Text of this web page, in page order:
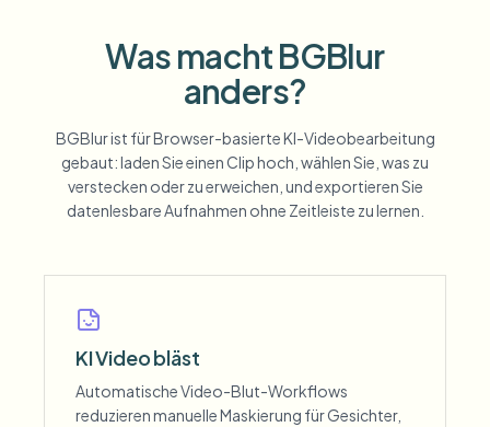
Was macht BGBlur
anders?
BGBlur ist für Browser-basierte KI-Videobearbeitung
gebaut: laden Sie einen Clip hoch, wählen Sie, was zu
verstecken oder zu erweichen, und exportieren Sie
datenlesbare Aufnahmen ohne Zeitleiste zu lernen.
KI Video bläst
Automatische Video-Blut-Workflows
reduzieren manuelle Maskierung für Gesichter,